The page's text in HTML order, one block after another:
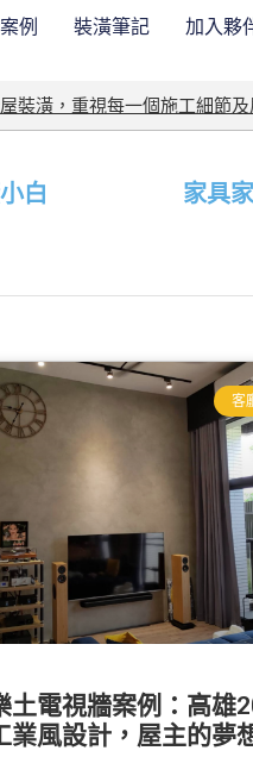
例 裝潢筆記 加入夥
裝潢，重視每一個施工細節
白 家具
客
土電視牆案例：高雄
業風設計，屋主的夢